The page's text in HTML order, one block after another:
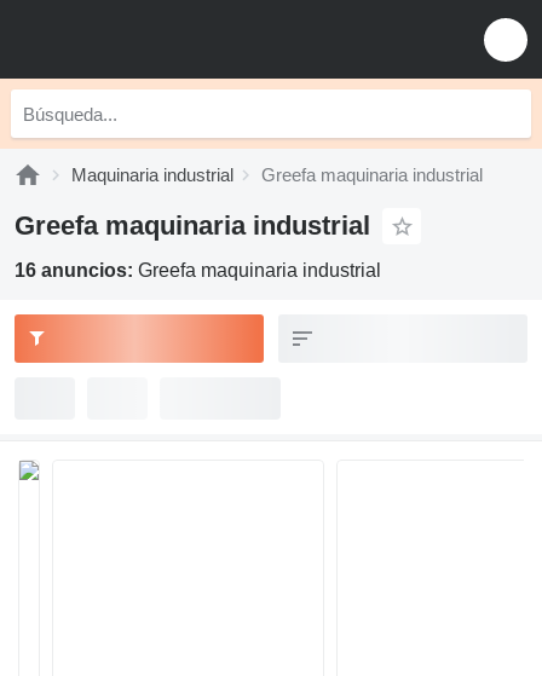
Maquinaria industrial Greefa maquinaria industrial
Greefa maquinaria industrial
16 anuncios: Greefa maquinaria industrial